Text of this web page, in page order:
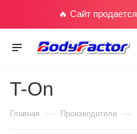
🔥 Сайт продается
T-On
Главная — Производители —